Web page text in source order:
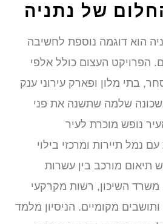
של נתניה
הוא דוגמה נוספת לחשיבה
הפרויקט העצום כולל אלפי
בתי מלון ופארק עירוני ענק
שלמה שתשנה את פני
נופש מוכרת לעיר
נמל תיירות ומרכזי בילוי
מורכב בין עשרות
משרד השיכון, רשות מקרקעי
מקומיים. הניסיון מלמד